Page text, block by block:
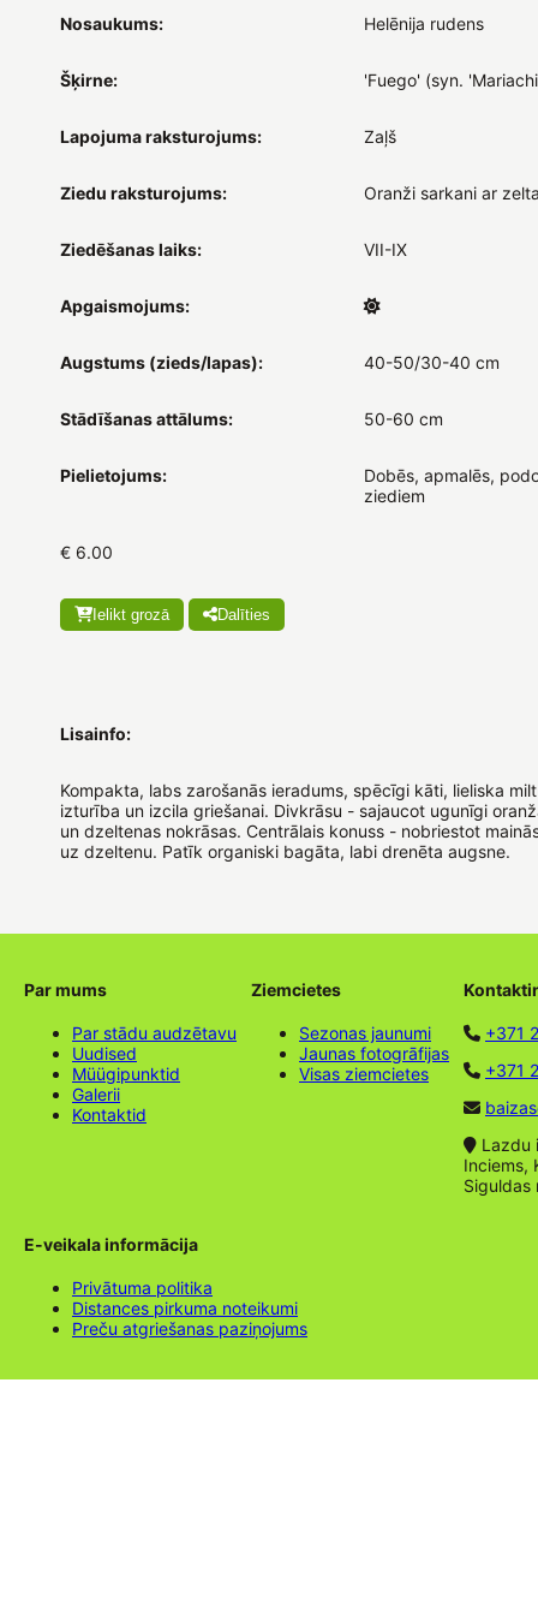
Nosaukums: Helēnija rudens
Šķirne: 'Fuego' (syn.
Lapojuma raksturojums: Zaļš
Ziedu raksturojums: Oranži sarkani ar
Ziedēšanas laiks: VII-IX
Apgaismojums:
Augstums (zieds/lapas): 40-50/30-40 cm
Stādīšanas attālums: 50-60 cm
Pielietojums:
Dobēs, apmalēs,
ziediem
€ 6.00
Ielikt grozā Dalīties
Lisainfo:
Kompakta, labs zarošanās ieradums, spēcīgi kāti, lieliska
izturība un izcila griešanai. Divkrāsu - sajaucot ugunīgi
un dzeltenas nokrāsas. Centrālais konuss - nobriestot
uz dzeltenu. Patīk organiski bagāta, labi drenēta augsne.
Par mums
Par stādu audzētavu
Uudised
Müügipunktid
Galerii
Kontaktid
Ziemcietes
Sezonas jaunumi
Jaunas fotogrāfijas
Visas ziemcietes
+371
+371
Lazdu
Inciems,
Siguldas
E-veikala informācija
Privātuma politika
Distances pirkuma noteikumi
Preču atgriešanas paziņojums